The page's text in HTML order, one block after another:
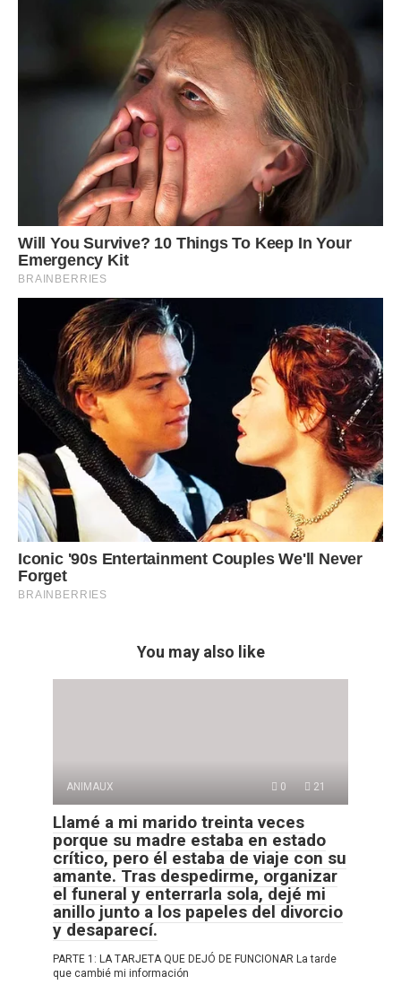
You may also like
ANIMAUX 0 21
Llamé a mi marido treinta veces
porque su madre estaba en estado
crítico, pero él estaba de viaje con su
amante. Tras despedirme, organizar
el funeral y enterrarla sola, dejé mi
anillo junto a los papeles del divorcio
y desaparecí.
PARTE 1: LA TARJETA QUE DEJÓ DE FUNCIONAR La tarde
que cambié mi información